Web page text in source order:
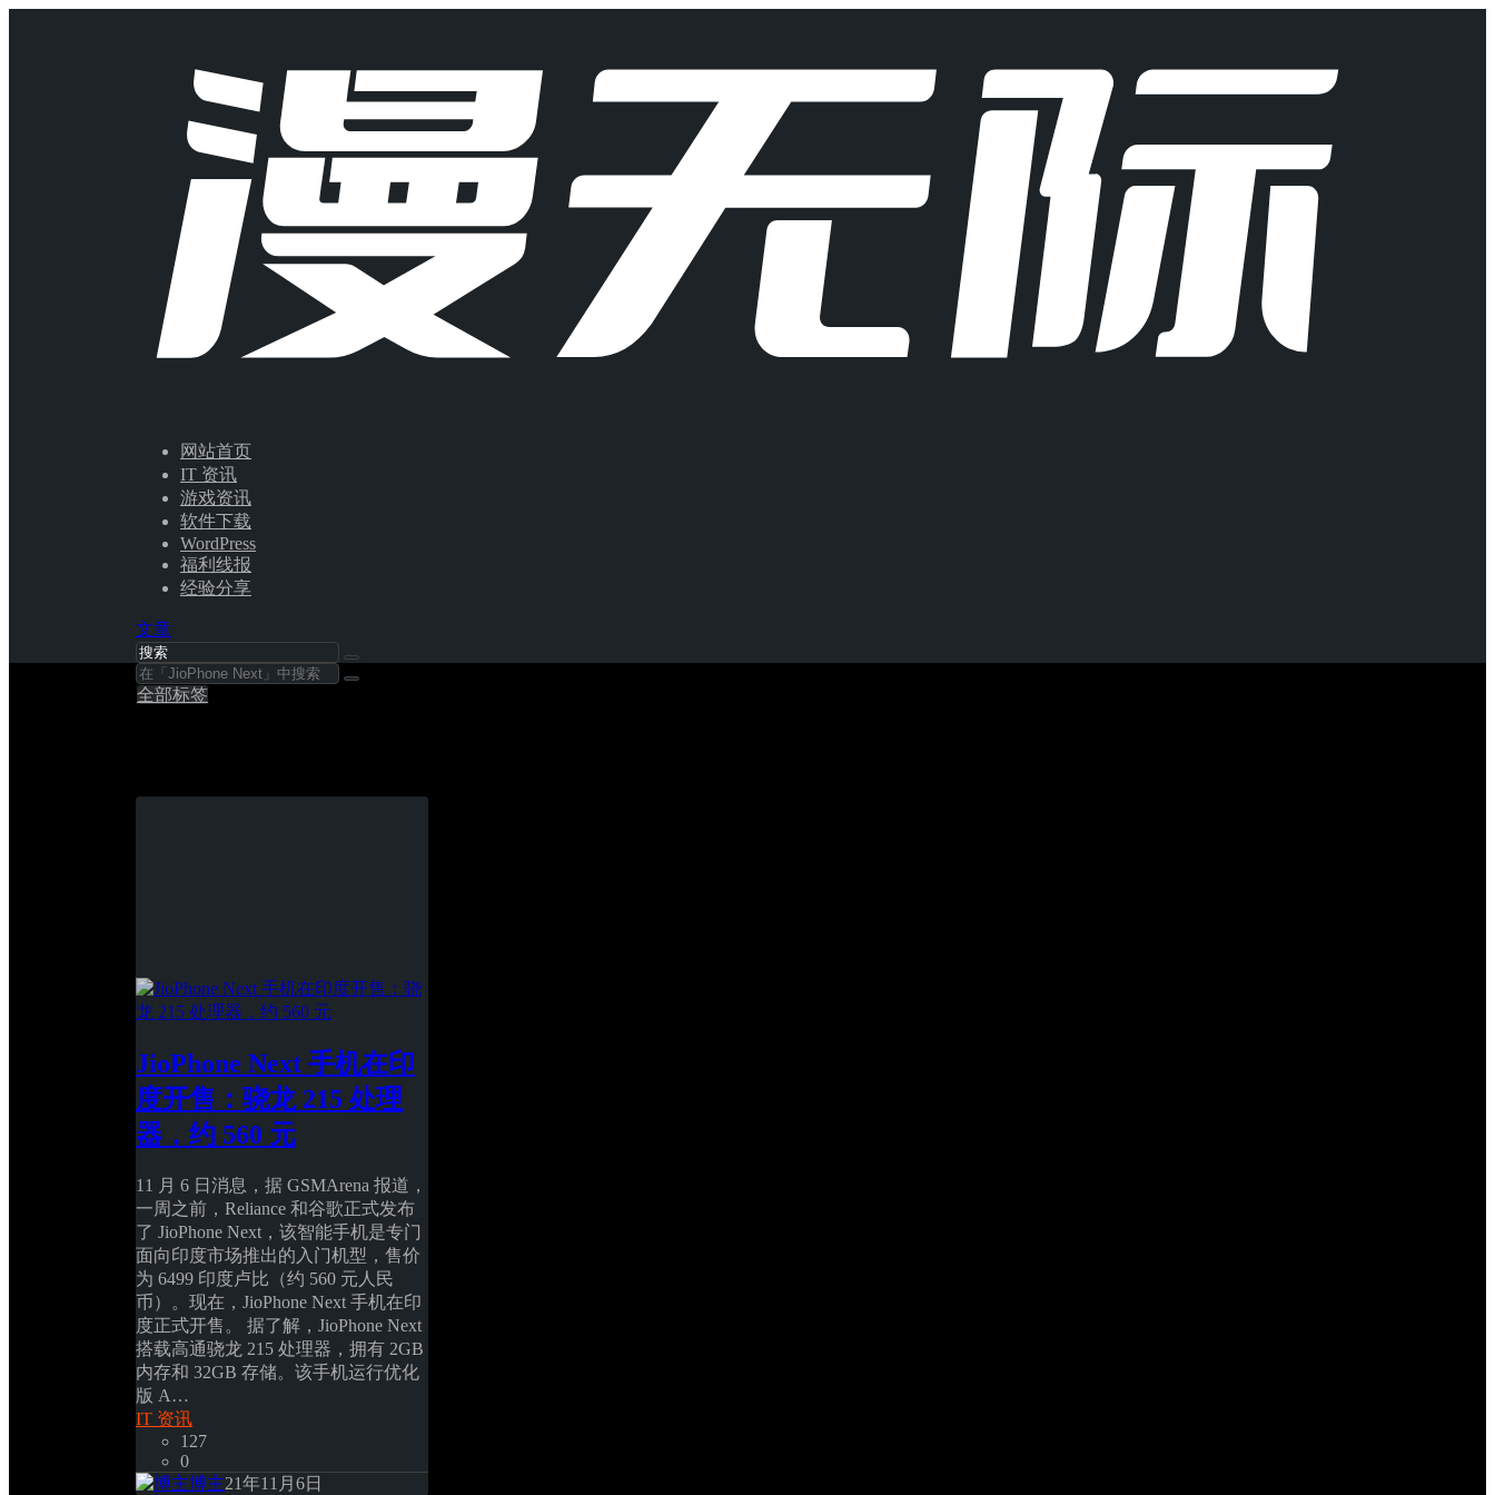
网站首页
IT 资讯
游戏资讯
软件下载
WordPress
福利线报
经验分享
文章
全部标签
JioPhone Next 手机在印
度开售：骁龙 215 处理
器，约 560 元
11 月 6 日消息，据 GSMArena 报道，
一周之前，Reliance 和谷歌正式发布
了 JioPhone Next，该智能手机是专门
面向印度市场推出的入门机型，售价
为 6499 印度卢比（约 560 元人民
币）。现在，JioPhone Next 手机在印
度正式开售。 据了解，JioPhone Next
搭载高通骁龙 215 处理器，拥有 2GB
内存和 32GB 存储。该手机运行优化
版 A…
IT 资讯
127
0
博主21年11月6日